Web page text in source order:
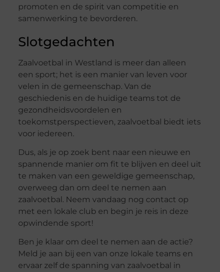
promoten en de spirit van competitie en
samenwerking te bevorderen.
Slotgedachten
Zaalvoetbal in Westland is meer dan alleen
een sport; het is een manier van leven voor
velen in de gemeenschap. Van de
geschiedenis en de huidige teams tot de
gezondheidsvoordelen en
toekomstperspectieven, zaalvoetbal biedt iets
voor iedereen.
Dus, als je op zoek bent naar een nieuwe en
spannende manier om fit te blijven en deel uit
te maken van een geweldige gemeenschap,
overweeg dan om deel te nemen aan
zaalvoetbal. Neem vandaag nog contact op
met een lokale club en begin je reis in deze
opwindende sport!
Ben je klaar om deel te nemen aan de actie?
Meld je aan bij een van onze lokale teams en
ervaar zelf de spanning van zaalvoetbal in